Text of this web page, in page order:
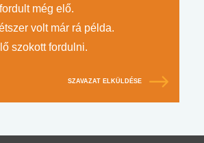
még elő.
volt már rá példa.
szokott fordulni.
SZAVAZAT ELKÜLDÉSE